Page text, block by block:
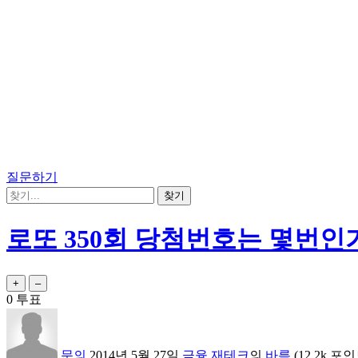
질문하기
로또 350회 당첨번호는 몇번인
0 투표
문의 2014년 5월 27일 금융,재테크 의 바름 (12.2k 포